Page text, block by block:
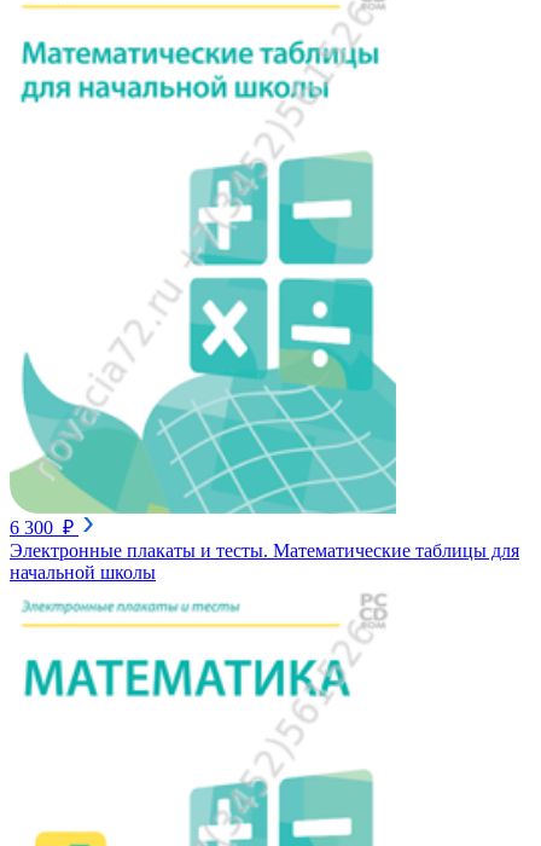
6 300 ₽
Электронные плакаты и тесты. Математические таблицы для
начальной школы